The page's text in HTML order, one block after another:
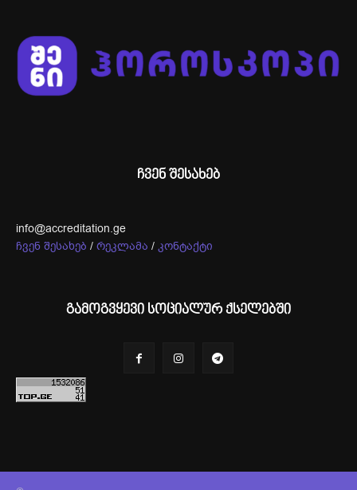
ჩვენ შესახებ
info@accreditation.ge
ჩვენ შესახებ / რეკლამა / კონტაქტი
გამოგვყევი სოციალურ ქსელებში